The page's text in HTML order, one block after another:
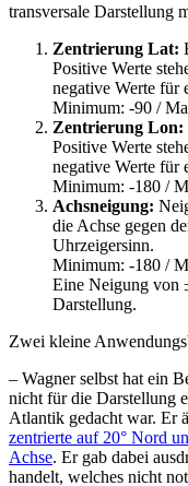
transversale Darstellung
Zentrierung Lat:
Positive Werte
negative Werte für
Minimum: -90 /
Zentrierung Lon:
Positive Werte
negative Werte für
Minimum: -180 /
Achsneigung:
die Achse gegen
Uhrzeigersinn.
Minimum: -180 /
Eine Neigung von
Darstellung.
Zwei kleine
– Wagner selbst hat ein
nicht für die Darstellung
Atlantik gedacht war. Er
zentrierte auf 20° Nord
Achse. Er gab dabei
handelt, welches nicht